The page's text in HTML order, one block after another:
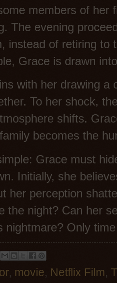
members of her
The evening
instead of retiring to
Grace is drawn
with her drawing a
To her shock,
shifts.
becomes the
Grace must
Initially, she
her perception
the night? Can her
nightmare? Only
, movie, Netflix Film,